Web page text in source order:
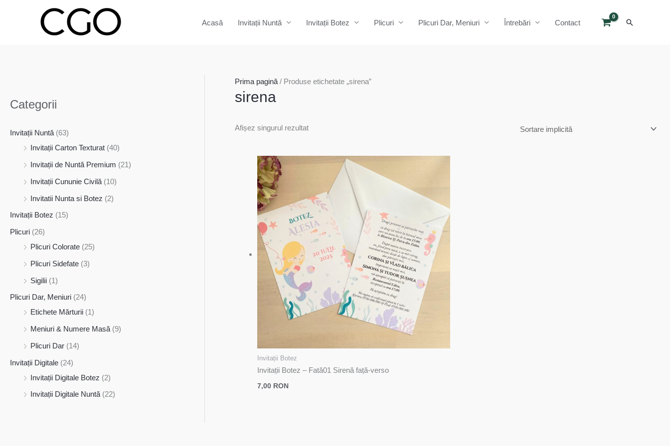
Acasă Invitații Nuntă Invitații Botez Plicuri Plicuri Dar, Meniuri Întrebări Contact Search
Categorii
Invitații Nuntă (63)
Invitații Carton Texturat (40)
Invitații de Nuntă Premium (21)
Invitații Cununie Civilă (10)
Invitatii Nunta si Botez (2)
Invitații Botez (15)
Plicuri (26)
Plicuri Colorate (25)
Plicuri Sidefate (3)
Sigilii (1)
Plicuri Dar, Meniuri (24)
Etichete Mărturii (1)
Meniuri & Numere Masă (9)
Plicuri Dar (14)
Invitații Digitale (24)
Invitații Digitale Botez (2)
Invitații Digitale Nuntă (22)
Prima pagină / Produse etichetate „sirena”
sirena
Afișez singurul rezultat
Invitații Botez
Invitații Botez – Fată01 Sirenă față-verso
7,00 RON